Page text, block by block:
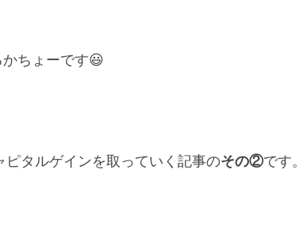
ちょーです😃
ピタルゲインを取っていく記事のその②です。